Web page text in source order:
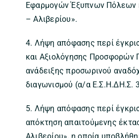
Εφαρμογών Έξυπνων Πόλεων
– Αλιβερίου».
4. Λήψη απόφασης περί
και Αξιολόγησης Προσφορών
ανάδειξης προσωρινού
διαγωνισμού (α/α Ε.Σ.Η.ΔΗ.Σ.
5. Λήψη απόφασης περί
απόκτηση απαιτούμενης